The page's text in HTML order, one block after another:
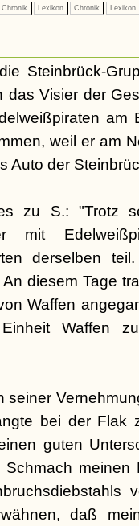
Chronik Lexikon Chronik Lexikon
Steinbrück-
das Visier der
am
weil er am
Auto der
zu S.: "Trotz
mit
derselben
diesem Tage
Waffen
Waffen
seiner
bei der Flak
guten
meinen
daß